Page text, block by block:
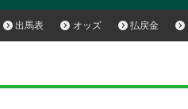
出馬表 オッズ 払戻金